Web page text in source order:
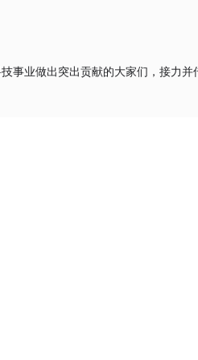
事业做出突出贡献的大家们，接力